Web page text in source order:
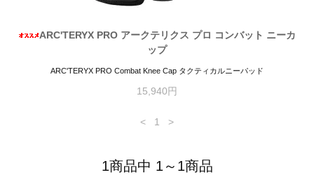
ARC'TERYX PRO アークテリクス プロ コンバット ニーカ
ップ
ARC'TERYX PRO Combat Knee Cap タクティカルニーパッド
15,940円
< 1 >
1商品中 1～1商品